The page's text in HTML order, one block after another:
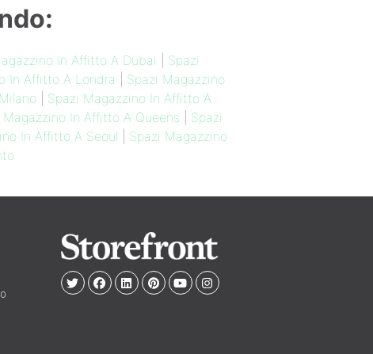
In Affitto A Dubai
Spazi
In Affitto A Londra
Spazi Magazzino
Spazi Magazzino In Affitto A
Magazzino In Affitto A Queens
Spazi
In Affitto A Seoul
Spazi Magazzino